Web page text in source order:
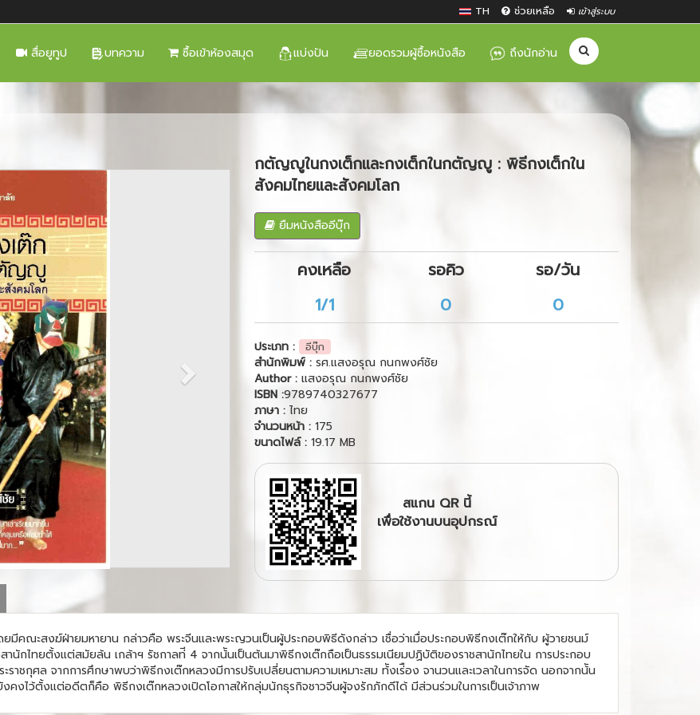
TH ช่วยเหลือ เข้าสู่ระบบ
สื่อยูทูป บทความ ซื้อเข้าห้องสมุด แบ่งปัน ยอดรวมผู้ซื้อหนังสือ ถึงนักอ่าน
กตัญญูในกงเต็กและกงเต็กในกตัญญู : พิธีกงเต็กใน
สังคมไทยและสังคมโลก
ยืมหนังสืออีบุ๊ก
คงเหลือ รอคิว
รอ/วัน
1/1
0 0
ประเภท : อีบุ๊ก
สำนักพิมพ์ : รศ.แสงอรุณ กนกพงศ์ชัย
Author : แสงอรุณ กนกพงศ์ชัย
ISBN :9789740327677
ภาษา : ไทย
จำนวนหน้า : 175
ขนาดไฟล์ : 19.17 MB
สแกน QR นี้
เพื่อใช้งานบนอุปกรณ์
คณะสงฆ์ฝ่ายมหายาน กล่าวคือ พระจีนและพระญวนเป็นผู้ประกอบพิธีดังกล่าว เชื่อว่าเมื่อประกอบพิธีกงเต๊กให้กับ ผู้วายชนม์
กไทยตั้งแต่สมัยล้น เกล้าฯ รัชกาลท่ี 4 จากน้ันเป็นต้นมาพิธีกงเต๊กถือเป็นธรรมเนียมปฏิบัติของราชสานักไทยใน การประกอบ
าชกุศล จากการศึกษาพบว่าพิธีกงเต๊กหลวงมีการปรับเปลี่ยนตามความเหมาะสม ท้ังเร่ือง จานวนและเวลาในการจัด นอกจากน้ัน
งไว้ตั้งแต่อดีตก็คือ พิธีกงเต๊กหลวงเปิดโอกาสให้กลุ่มนักธุรกิจชาวจีนผู้จงรักภักดีได้ มีส่วนร่วมในการเป็นเจ้าภาพ